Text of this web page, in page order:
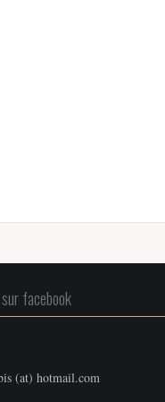
facebook
(at) hotmail.com